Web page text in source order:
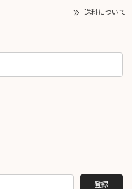
送料について
登録